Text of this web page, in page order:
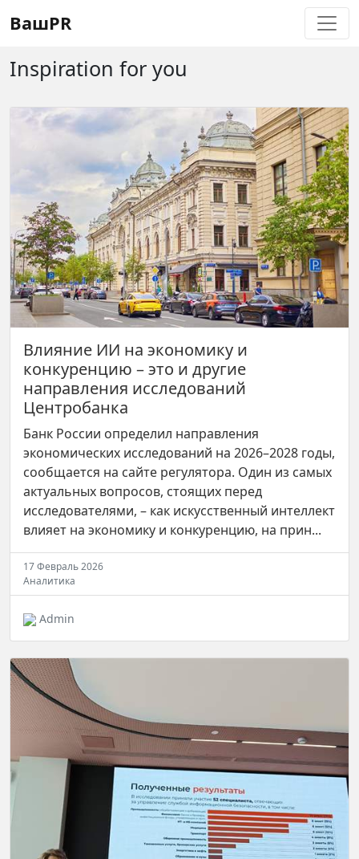
Регистрация
ВашPR
Inspiration for you
Влияние ИИ на экономику и
конкуренцию – это и другие
направления исследований
Центробанка
Банк России определил направления
экономических исследований на 2026–2028 годы,
сообщается на сайте регулятора. Один из самых
актуальных вопросов, стоящих перед
исследователями, – как искусственный интеллект
влияет на экономику и конкуренцию, на прин...
17 Февраль 2026
Аналитика
Admin